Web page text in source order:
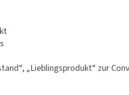
„Lieblingsprodukt“ zur